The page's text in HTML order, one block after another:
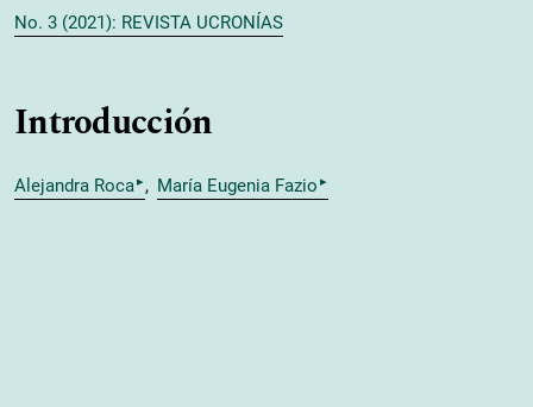
No. 3 (2021): REVISTA UCRONÍAS
Introducción
Alejandra Roca▸ María Eugenia Fazio ▸